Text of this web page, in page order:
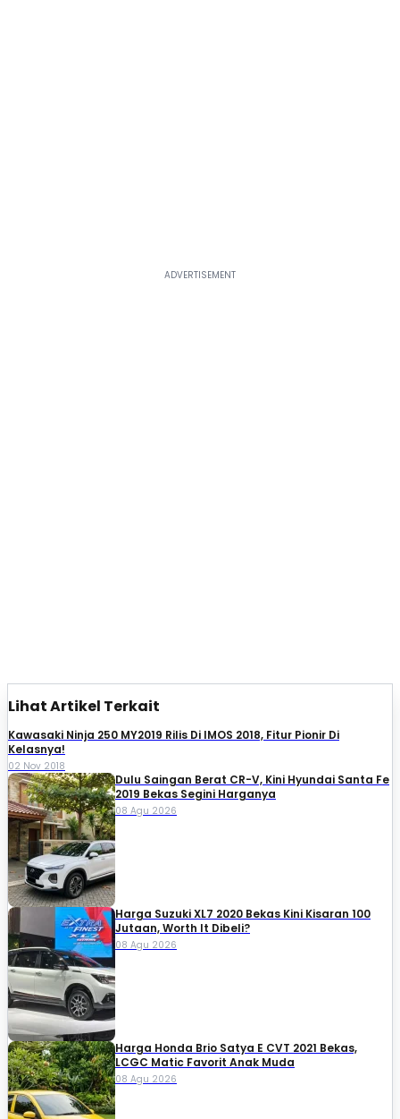
Lihat Artikel Terkait
Kawasaki Ninja 250 MY2019 Rilis Di IMOS 2018, Fitur Pionir Di
Kelasnya!
02 Nov 2018
Dulu Saingan Berat CR-V, Kini Hyundai Santa Fe
2019 Bekas Segini Harganya
08 Agu 2026
Harga Suzuki XL7 2020 Bekas Kini Kisaran 100
Jutaan, Worth It Dibeli?
08 Agu 2026
Harga Honda Brio Satya E CVT 2021 Bekas,
LCGC Matic Favorit Anak Muda
08 Agu 2026